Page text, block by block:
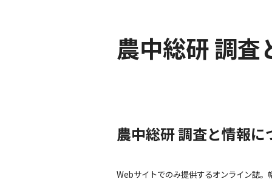
農中総研 調査
農中総研 調査と情報に
Webサイトでのみ提供するオンライン誌